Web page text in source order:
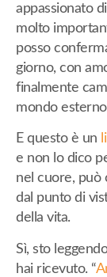
appassionato
molto
posso
giorno, con
finalmente
mondo
E questo è un
e non lo dico
nel cuore, può
dal punto di
della vita.
Sì, sto
hai ricevuto. “